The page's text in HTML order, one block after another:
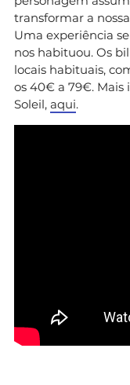
transformar a
Uma experiência
nos habituou. Os
locais habituais,
os 40€ a 79€. Mais
Soleil, aqui.